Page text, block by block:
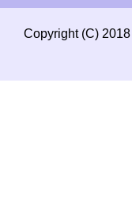
Copyright (C) 2018